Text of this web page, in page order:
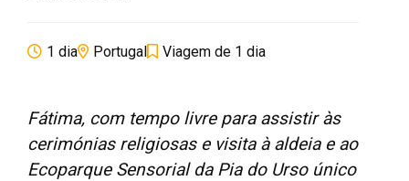
1 dia Portugal Viagem de 1 dia
Fátima, com tempo livre para assistir às
cerimónias religiosas e visita à aldeia e ao
Ecoparque Sensorial da Pia do Urso único